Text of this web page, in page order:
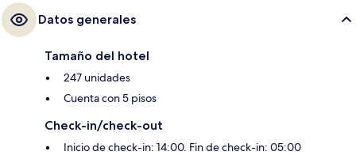
Datos generales
Tamaño del hotel
247 unidades
Cuenta con 5 pisos
Check-in/check-out
Inicio de check-in: 14:00. Fin de check-in: 05:00